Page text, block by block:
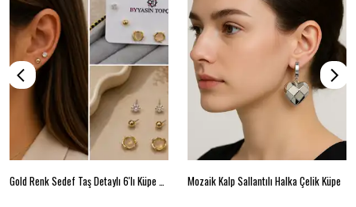
Gold Renk Sedef Taş Detaylı 6'lı Küpe Seti Mozaik Kalp Sallantılı Halka Çelik Küpe